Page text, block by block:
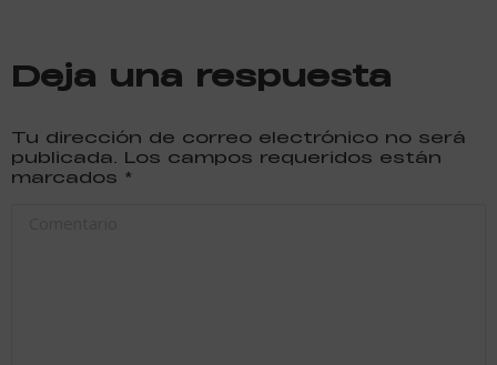
Deja una respuesta
Tu dirección de correo electrónico no será
publicada. Los campos requeridos están
marcados *